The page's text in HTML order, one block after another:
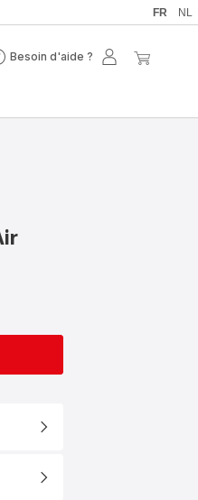
FR NL
Besoin d'aide ?
Mon